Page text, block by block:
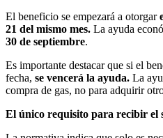
El beneficio se empezará a otorgar
21 del mismo mes. La ayuda
30 de septiembre.
Es importante destacar que si el
fecha, se vencerá la ayuda. La
compra de gas, no para adquirir
El único requisito para recibir el